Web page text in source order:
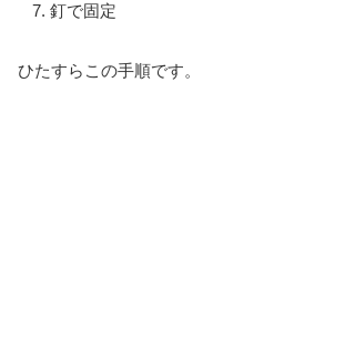
釘で固定
ひたすらこの手順です。